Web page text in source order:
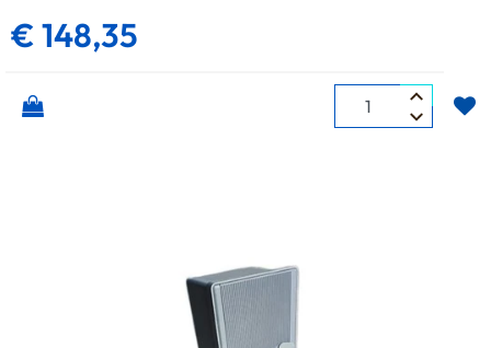
€ 148,35
Quantità